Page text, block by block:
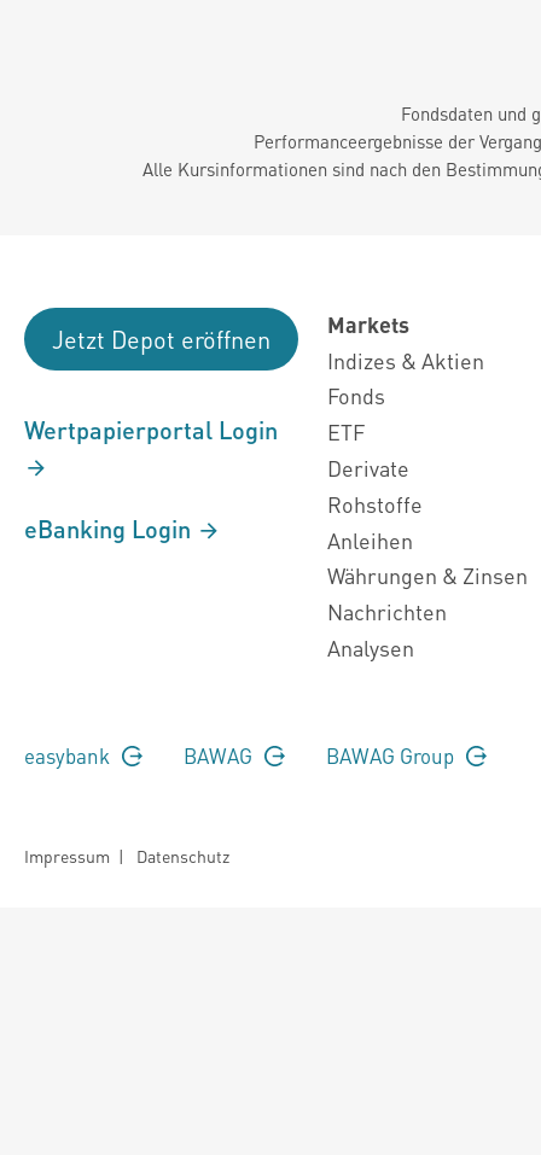
Fondsdaten und
Performanceergebnisse der
Alle Kursinformationen sind nach den
Jetzt Depot eröffnen
Wertpapierportal Login
eBanking Login
Markets
Indizes & Aktien
Fonds
ETF
Derivate
Rohstoffe
Anleihen
Währungen & Zinsen
Nachrichten
Analysen
easybank BAWAG BAWAG Group
Impressum | Datenschutz